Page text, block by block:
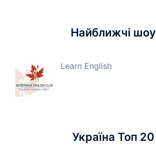
Найближчі шоу
Learn English
Україна Топ 20